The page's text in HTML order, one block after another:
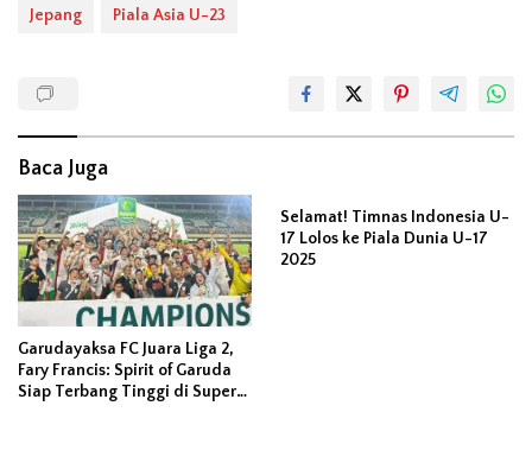
Jepang Piala Asia U-23
Baca Juga
Garudayaksa FC Juara Liga 2,
Fary Francis: Spirit of Garuda
Siap Terbang Tinggi di Super
Selamat! Timnas Indonesia U-
17 Lolos ke Piala Dunia U-17
2025